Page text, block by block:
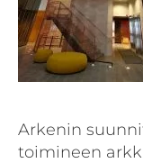
Arkenin
toimineen